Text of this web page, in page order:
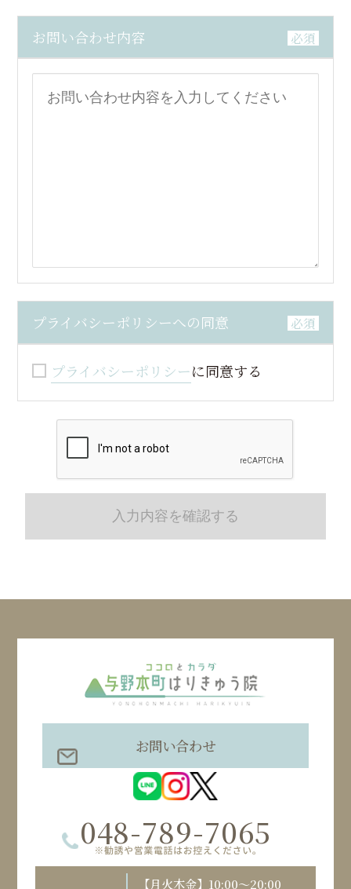
お問い合わせ内容 必須
プライバシーポリシーへの同意 必須
プライバシーポリシーに同意する
お問い合わせ
048-789-7065
【月火木金】10:00～20:00